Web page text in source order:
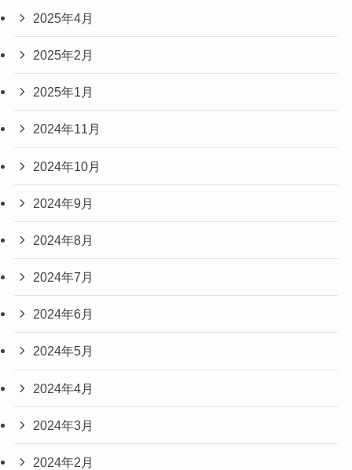
2025年4月
2025年2月
2025年1月
2024年11月
2024年10月
2024年9月
2024年8月
2024年7月
2024年6月
2024年5月
2024年4月
2024年3月
2024年2月